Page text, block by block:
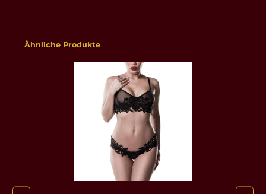
Produktgalerie überspringen
Ähnliche Produkte